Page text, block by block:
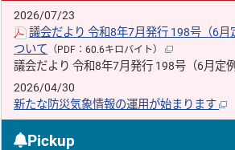
2026/07/23
議会だより 令和8年7月発行 198号（6月
ついて （PDF：60.6キロバイト）
議会だより 令和8年7月発行 198号（6月定例
2026/04/30
新たな防災気象情報の運用が始まります
Pickup